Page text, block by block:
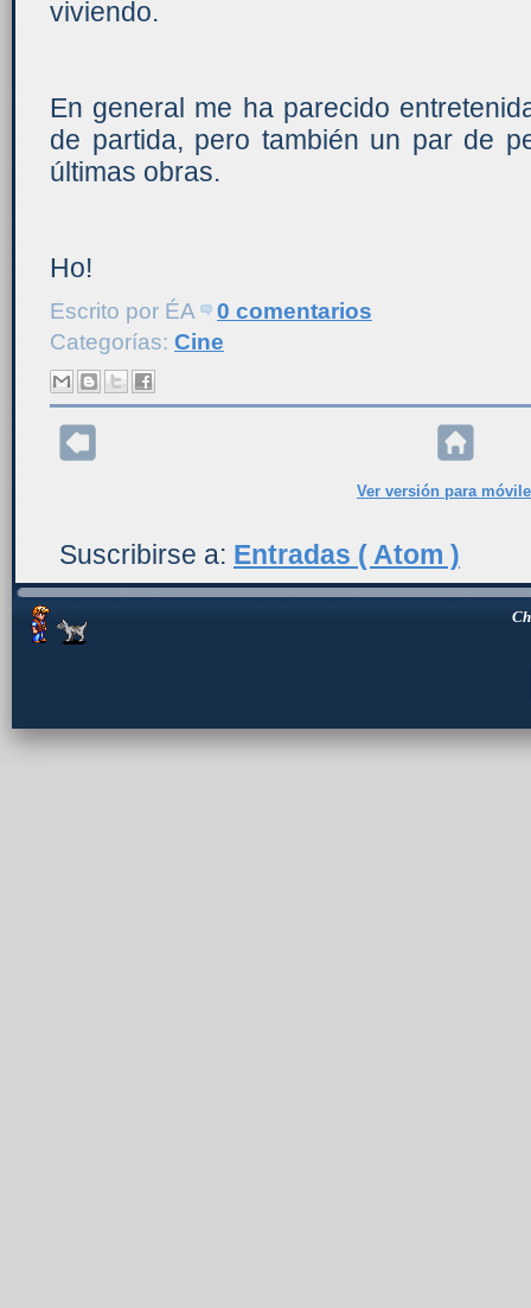
viviendo.
En general me ha parecido
de partida, pero también un par de
últimas obras.
Ho!
Escrito por ÉA
0 comentarios
Categorías: Cine
Ver versión para
Suscribirse a: Entradas ( Atom )